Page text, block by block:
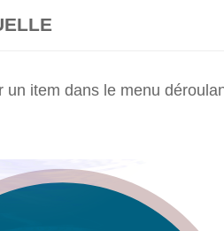
un item dans le menu